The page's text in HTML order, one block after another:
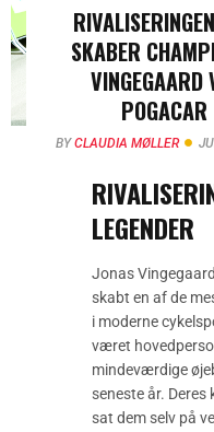
SKABER
VINGEGAARD
POGACAR
BYCLAUDIA MØLLER
LEGENDER
Jonas
skabt en af de
i moderne
været
mindeværdige
seneste år.
sat dem selv på